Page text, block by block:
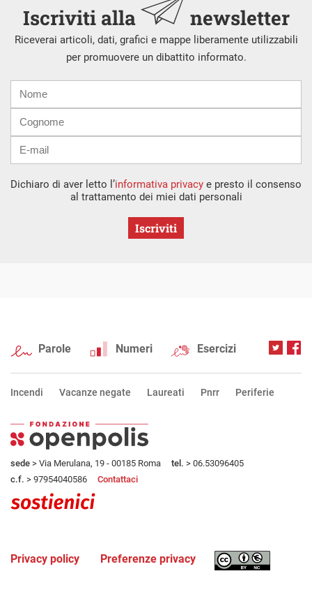
Iscriviti alla newsletter
Riceverai articoli, dati, grafici e mappe liberamente utilizzabili
per promuovere un dibattito informato.
mail
Dichiaro di aver letto l’informativa privacy e presto il consenso
al trattamento dei miei dati personali
Iscriviti
Parole Numeri Esercizi
Incendi Vacanze negate Laureati Pnrr Periferie
sede > Via Merulana, 19 - 00185 Roma tel. > 06.53096405
c.f. > 97954040586 Contattaci
Privacy policy Preferenze privacy